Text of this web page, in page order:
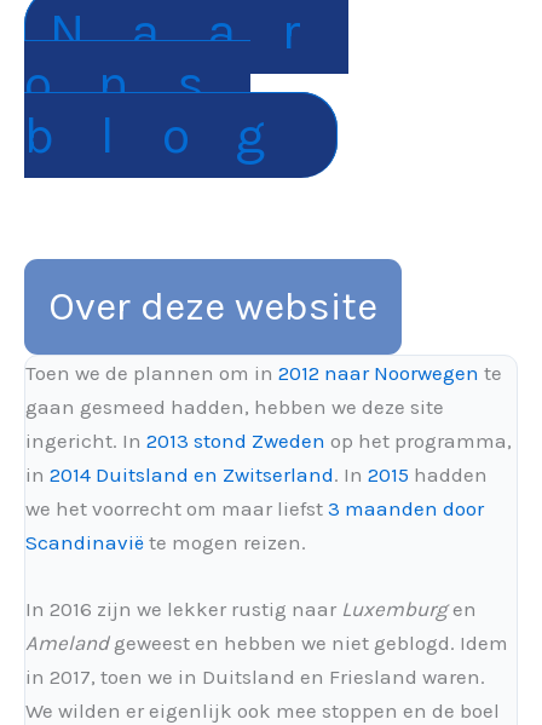
Naar
ons
blog
Over deze website
Toen we de plannen om in 2012 naar Noorwegen te
gaan gesmeed hadden, hebben we deze site
ingericht. In 2013 stond Zweden op het programma,
in 2014 Duitsland en Zwitserland. In 2015 hadden
we het voorrecht om maar liefst 3 maanden door
Scandinavië te mogen reizen.
In 2016 zijn we lekker rustig naar Luxemburgen
Amelandgeweest en hebben we niet geblogd. Idem
in 2017, toen we in Duitsland en Friesland waren.
We wilden er eigenlijk ook mee stoppen en de boel